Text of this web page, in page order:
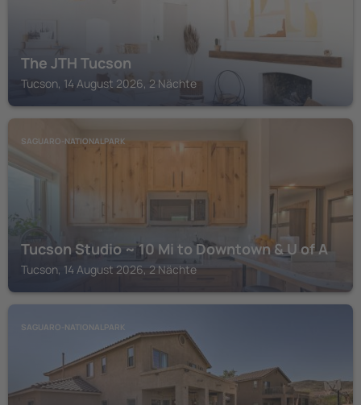
The JTH Tucson
Tucson, 14 August 2026, 2 Nächte
SAGUARO-NATIONALPARK
Tucson Studio ~ 10 Mi to Downtown & U of A
Tucson, 14 August 2026, 2 Nächte
SAGUARO-NATIONALPARK